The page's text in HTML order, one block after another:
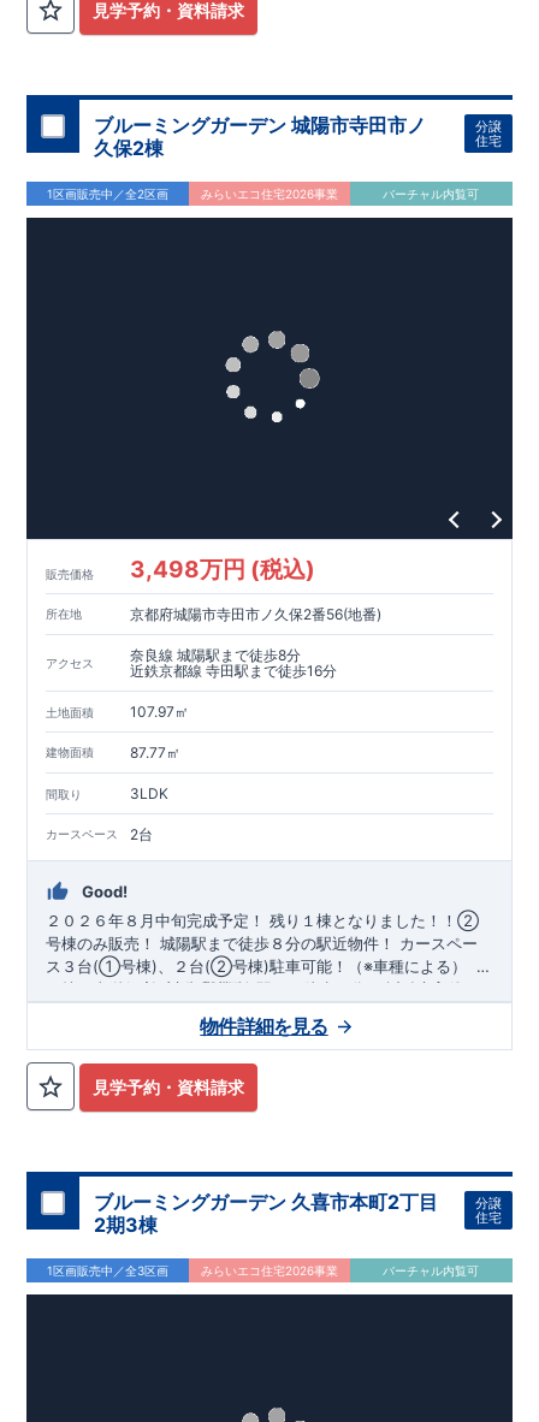
見学予約・資料請求
ブルーミングガーデン 城陽市寺田市ノ
久保2棟
分譲
住宅
1区画販売中／全2区画 みらいエコ住宅2026事業 バーチャル内覧可
販売価格 3,498万円 (税込)
所在地 京都府城陽市寺田市ノ久保2番56(地番)
アクセス
奈良線 城陽駅まで徒歩8分
近鉄京都線 寺田駅まで徒歩16分
土地面積 107.97㎡
建物面積 87.77㎡
間取り 3LDK
カースペース 2台
Good!
２０２６年８月中旬完成予定！ ​残り１棟となりました！！②
号棟のみ販売！ ​城陽駅まで徒歩８分の駅近物件！
​カースペー
ス３台(①号棟)、２台(②号棟)駐車可能！（※車種による）
​〇
アクセス
​・JR奈良線「城陽」駅まで徒歩８分 ​・近鉄京都線
「寺田」駅まで徒歩１６分 ​〇ロケーション
学校まで徒歩７分 ​・城陽市立城陽中学校まで徒歩９分 ​・明和
学園しらとり幼稚園まで徒歩６分 ​・しいの区保育園まで徒歩８
分 ​・寺田南学童保育所まで徒歩１０分
①号棟
​・季節物の衣類までたっぷり収納が行えるウォークイ
・2階の4段の可動棚は、日用品の収納スペース等に役立ちま
す！
・食品や日用品等、すっきり収納が行える備蓄倉庫！ ​②
号棟
・キッチン裏の勝手口は、料理後のゴミ出しをスムーズに
行う事が出来ます！
台！​・空間に奥行きを与え解放感が感じられる勾配天井！ ​・
かさばる季節ものの衣類や、家具等を収納出来るロフト付き！ ​
​（株）東栄住宅 京都営業所 ​TEL:075-394-5350
​定休
日：火・水・年末年始など
見学予約・資料請求
物件詳細を見る
ブルーミングガーデン 久喜市本町2丁目
2期3棟
分譲
住宅
1区画販売中／全3区画 みらいエコ住宅2026事業 バーチャル内覧可